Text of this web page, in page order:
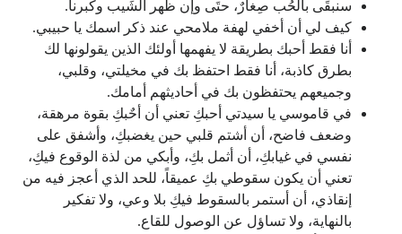
سنبقَى بالحُب صِغارٌ، حتَى وإن ظهر الشَيب وكبرنا.
كيف لي أن أخفي لهفة ملامحي عند ذكر اسمك يا حبيبي.
أنا فقط أحبك بطريقة لا يفهمها أولئك الذين يقولونها لك
بطرق كاذبة، أنا فقط احتفظ بك في مخيلتي، وقلبي،
وجميعهم يحتفظون بك في أحاديثهم أمامك.
في قاموسي يا سيدتي أحبكِ تعني أن أحٌبكِ بقوة مرهقة،
وضعف فاضح، أن أشتم قلبي حين يغضبكِ، وأشفق على
نفسي في غيابكِ، أن أثمل بكِ، وأبكي من لذة الوقوع فيكِ،
تعني أن يكون سقوطي بكِ عميقاً، للحد الذي أعجز فيه من
إنقاذي، أن أستمر بالسقوط فيكِ بلا وعي، ولا تفكير
بالنهاية، ولا تساؤل عن الوصول للقاع.